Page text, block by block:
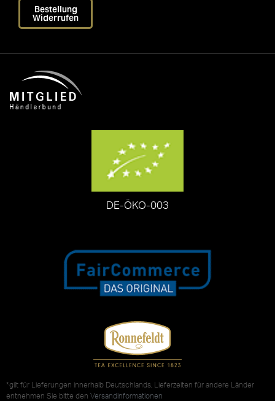
Bestellung
Widerrufen
DE-ÖKO-003
*gilt für Lieferungen innerhalb Deutschlands, Lieferzeiten für andere Länder
entnehmen Sie bitte den Versandinformationen